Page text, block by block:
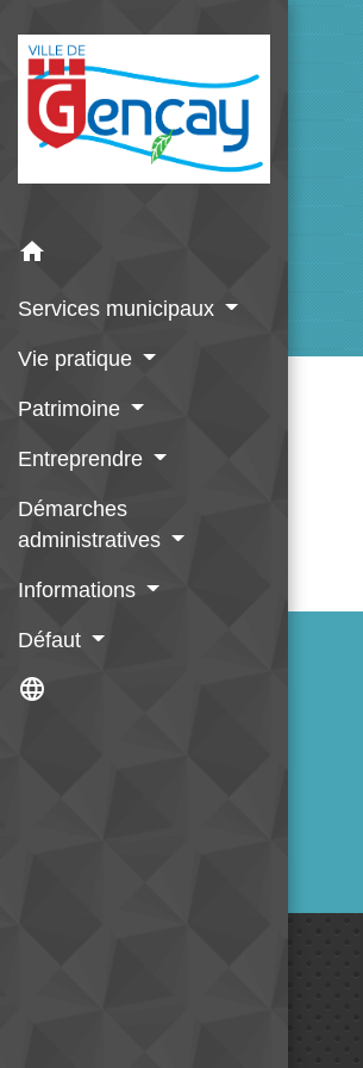
home
Services municipaux
Vie pratique
Patrimoine
Entreprendre
Démarches
administratives
Informations
Défaut
language